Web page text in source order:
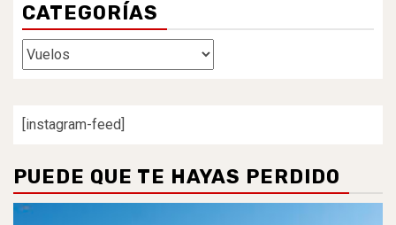
CATEGORÍAS
Categorías
[instagram-feed]
PUEDE QUE TE HAYAS PERDIDO